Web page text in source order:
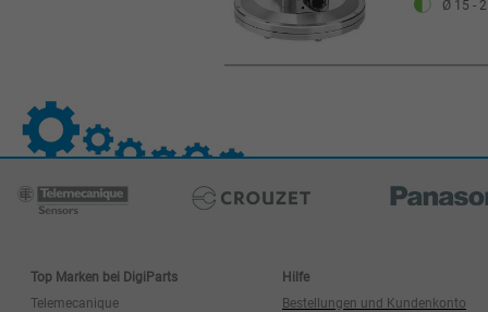
Ø 15 -
Top Marken bei DigiParts
Hilfe
Telemecanique
Bestellungen und Kundenkonto